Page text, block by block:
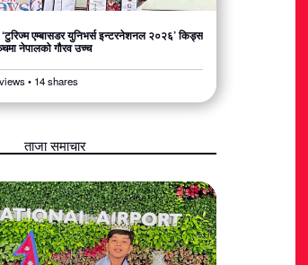
एम्बासडर युनिभर्स इन्टरनेशनल २०२६’ किड्स
नेपालको गौरव उच्च
• 14 shares
ताजा समाचार